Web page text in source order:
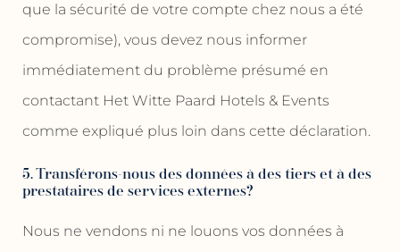
que la sécurité de votre compte chez nous a été
compromise), vous devez nous informer
immédiatement du problème présumé en
contactant Het Witte Paard Hotels & Events
comme expliqué plus loin dans cette déclaration.
5. Transférons-nous des données à des tiers et à des
prestataires de services externes?
Nous ne vendons ni ne louons vos données à